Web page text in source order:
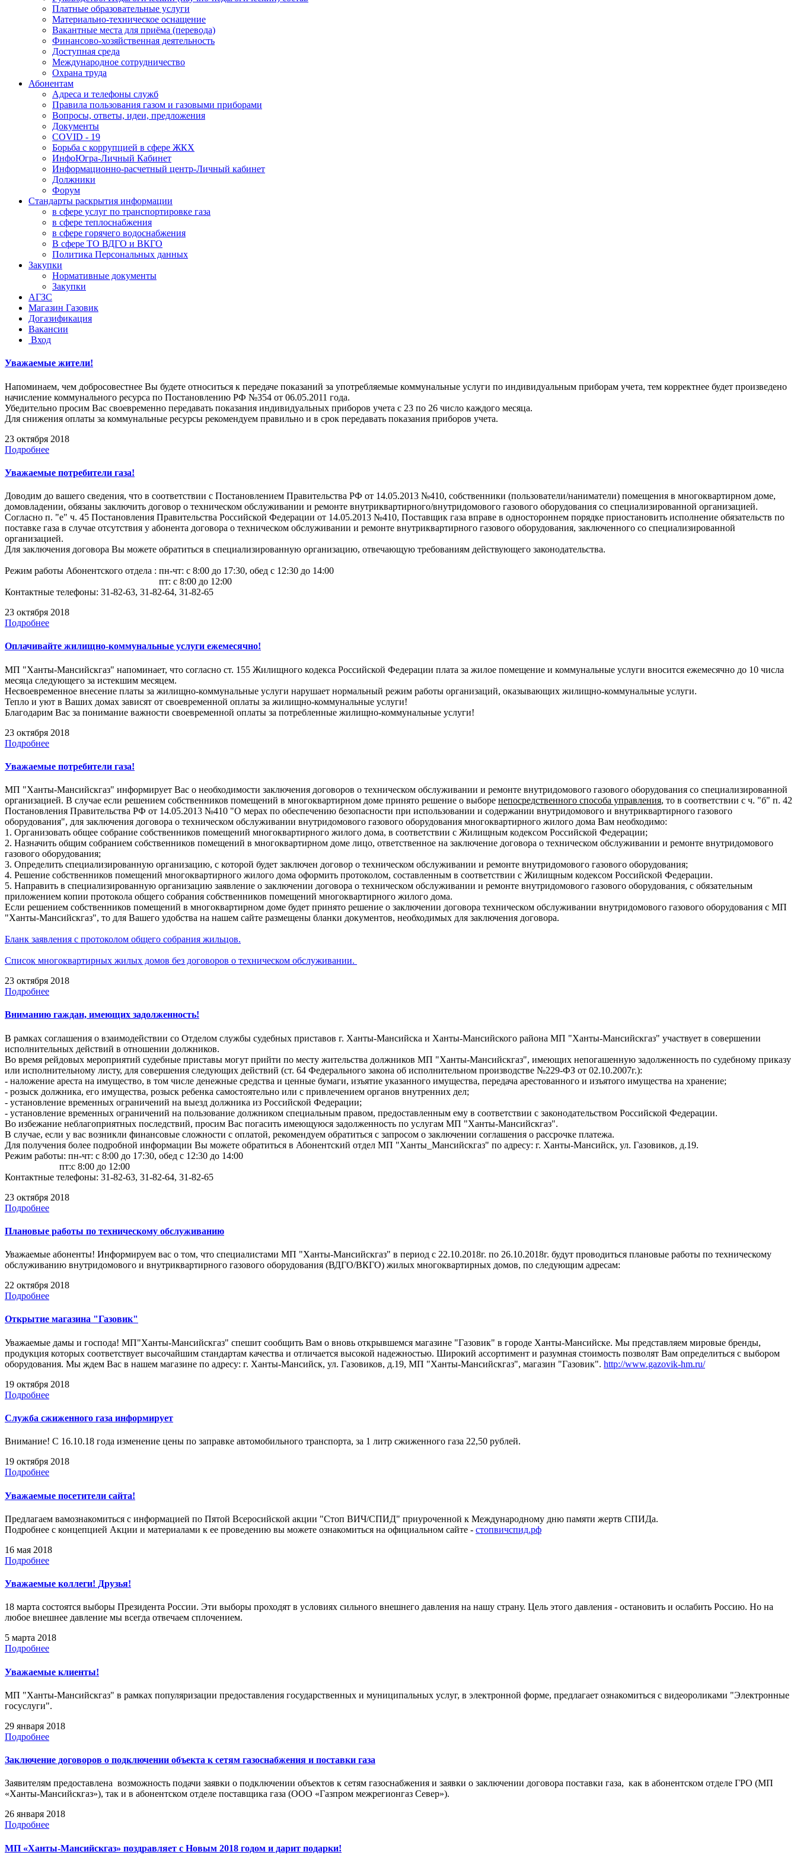
Платные образовательные услуги
Материально-техническое оснащение
Вакантные места для приёма (перевода)
Финансово-хозяйственная деятельность
Доступная среда
Международное сотрудничество
Охрана труда
Абонентам
Адреса и телефоны служб
Правила пользования газом и газовыми приборами
Вопросы, ответы, идеи, предложения
Документы
COVID - 19
Борьба с коррупцией в сфере ЖКХ
ИнфоЮгра-Личный Кабинет
Информационно-расчетный центр-Личный кабинет
Должники
Форум
Стандарты раскрытия информации
в сфере услуг по транспортировке газа
в сфере теплоснабжения
в сфере горячего водоснабжения
В сфере ТО ВДГО и ВКГО
Политика Персональных данных
Закупки
Нормативные документы
Закупки
АГЗС
Магазин Газовик
Догазификация
Вакансии
Вход
Уважаемые жители!
Напоминаем, чем добросовестнее Вы будете относиться к передаче показаний за употребляемые коммунальные услуги по индивидуальным приборам учета, тем корректнее будет произведено
начисление коммунального ресурса по Постановлению РФ №354 от 06.05.2011 года.
Убедительно просим Вас своевременно передавать показания индивидуальных приборов учета с 23 по 26 число каждого месяца.
Для снижения оплаты за коммунальные ресурсы рекомендуем правильно и в срок передавать показания приборов учета.
23 октября 2018
Подробнее
Уважаемые потребители газа!
Доводим до вашего сведения, что в соответствии с Постановлением Правительства РФ от 14.05.2013 №410, собственники (пользователи/наниматели) помещения в многоквартирном доме,
домовладении, обязаны заключить договор о техническом обслуживании и ремонте внутриквартирного/внутридомового газового оборудования со специализированной организацией.
Согласно п. "е" ч. 45 Постановления Правительства Российской Федерации от 14.05.2013 №410, Поставщик газа вправе в одностороннем порядке приостановить исполнение обязательств по
поставке газа в случае отсутствия у абонента договора о техническом обслуживании и ремонте внутриквартирного газового оборудования, заключенного со специализированной
организацией.
Для заключения договора Вы можете обратиться в специализированную организацию, отвечающую требованиям действующего законодательства.
Режим работы Абонентского отдела : пн-чт: с 8:00 до 17:30, обед с 12:30 до 14:00
пт: с 8:00 до 12:00
Контактные телефоны: 31-82-63, 31-82-64, 31-82-65
23 октября 2018
Подробнее
Оплачивайте жилищно-коммунальные услуги ежемесячно!
МП "Ханты-Мансийскгаз" напоминает, что согласно ст. 155 Жилищного кодекса Российской Федерации плата за жилое помещение и коммунальные услуги вносится ежемесячно до 10 числа
месяца следующего за истекшим месяцем.
Несвоевременное внесение платы за жилищно-коммунальные услуги нарушает нормальный режим работы организаций, оказывающих жилищно-коммунальные услуги.
Тепло и уют в Ваших домах зависят от своевременной оплаты за жилищно-коммунальные услуги!
Благодарим Вас за понимание важности своевременной оплаты за потребленные жилищно-коммунальные услуги!
23 октября 2018
Подробнее
Уважаемые потребители газа!
МП "Ханты-Мансийскгаз" информирует Вас о необходимости заключения договоров о техническом обслуживании и ремонте внутридомового газового оборудования со специализированной
организацией. В случае если решением собственников помещений в многоквартирном доме принято решение о выборе непосредственного способа управления, то в соответствии с ч. "б" п. 42
Постановления Правительства РФ от 14.05.2013 №410 "О мерах по обеспечению безопасности при использовании и содержании внутридомового и внутриквартирного газового
оборудования", для заключения договора о техническом обслуживании внутридомового газового оборудования многоквартирного жилого дома Вам необходимо:
1. Организовать общее собрание собственников помещений многоквартирного жилого дома, в соответствии с Жилищным кодексом Российской Федерации;
2. Назначить общим собранием собственников помещений в многоквартирном доме лицо, ответственное на заключение договора о техническом обслуживании и ремонте внутридомового
газового оборудования;
3. Определить специализированную организацию, с которой будет заключен договор о техническом обслуживании и ремонте внутридомового газового оборудования;
4. Решение собственников помещений многоквартирного жилого дома оформить протоколом, составленным в соответствии с Жилищным кодексом Российской Федерации.
5. Направить в специализированную организацию заявление о заключении договора о техническом обслуживании и ремонте внутридомового газового оборудования, с обязательным
приложением копии протокола общего собрания собственников помещений многоквартирного жилого дома.
Если решением собственников помещений в многоквартирном доме будет принято решение о заключении договора техническом обслуживании внутридомового газового оборудования с МП
"Ханты-Мансийскгаз", то для Вашего удобства на нашем сайте размещены бланки документов, необходимых для заключения договора.
Бланк заявления с протоколом общего собрания жильцов.
Список многоквартирных жилых домов без договоров о техническом обслуживании.
23 октября 2018
Подробнее
Вниманию гаждан, имеющих задолженность!
В рамках соглашения о взаимодействии со Отделом службы судебных приставов г. Ханты-Мансийска и Ханты-Мансийского района МП "Ханты-Мансийскгаз" участвует в совершении
исполнительных действий в отношении должников.
Во время рейдовых мероприятий судебные приставы могут прийти по месту жительства должников МП "Ханты-Мансийскгаз", имеющих непогашенную задолженность по судебному приказу
или исполнительному листу, для совершения следующих действий (ст. 64 Федерального закона об исполнительном производстве №229-ФЗ от 02.10.2007г.):
- наложение ареста на имущество, в том числе денежные средства и ценные бумаги, изъятие указанного имущества, передача арестованного и изъятого имущества на хранение;
- розыск должника, его имущества, розыск ребенка самостоятельно или с привлечением органов внутренних дел;
- установление временных ограничений на выезд должника из Российской Федерации;
- установление временных ограничений на пользование должником специальным правом, предоставленным ему в соответствии с законодательством Российской Федерации.
Во избежание неблагоприятных последствий, просим Вас погасить имеющуюся задолженность по услугам МП "Ханты-Мансийскгаз".
В случае, если у вас возникли финансовые сложности с оплатой, рекомендуем обратиться с запросом о заключении соглашения о рассрочке платежа.
Для получения более подробной информации Вы можете обратиться в Абонентский отдел МП "Ханты_Мансийскгаз" по адресу: г. Ханты-Мансийск, ул. Газовиков, д.19.
Режим работы: пн-чт: с 8:00 до 17:30, обед с 12:30 до 14:00
пт:с 8:00 до 12:00
Контактные телефоны: 31-82-63, 31-82-64, 31-82-65
23 октября 2018
Подробнее
Плановые работы по техническому обслуживанию
Уважаемые абоненты! Информируем вас о том, что специалистами МП "Ханты-Мансийскгаз" в период с 22.10.2018г. по 26.10.2018г. будут проводиться плановые работы по техническому
обслуживанию внутридомового и внутриквартирного газового оборудования (ВДГО/ВКГО) жилых многоквартирных домов, по следующим адресам:
22 октября 2018
Подробнее
Открытие магазина "Газовик"
Уважаемые дамы и господа! МП"Ханты-Мансийскгаз" спешит сообщить Вам о вновь открывшемся магазине "Газовик" в городе Ханты-Мансийске. Мы представляем мировые бренды,
продукция которых соответствует высочайшим стандартам качества и отличается высокой надежностью. Широкий ассортимент и разумная стоимость позволят Вам определиться с выбором
оборудования. Мы ждем Вас в нашем магазине по адресу: г. Ханты-Мансийск, ул. Газовиков, д.19, МП "Ханты-Мансийскгаз", магазин "Газовик". http://www.gazovik-hm.ru/
19 октября 2018
Подробнее
Служба сжиженного газа информирует
Внимание! С 16.10.18 года изменение цены по заправке автомобильного транспорта, за 1 литр сжиженного газа 22,50 рублей.
19 октября 2018
Подробнее
Уважаемые посетители сайта!
Предлагаем вамознакомиться с информацией по Пятой Всеросийской акции "Стоп ВИЧ/СПИД" приуроченной к Международному дню памяти жертв СПИДа.
Подробнее с концепцией Акции и материалами к ее проведению вы можете ознакомиться на официальном сайте - стопвичспид.рф
16 мая 2018
Подробнее
Уважаемые коллеги! Друзья!
18 марта состоятся выборы Президента России. Эти выборы проходят в условиях сильного внешнего давления на нашу страну. Цель этого давления - остановить и ослабить Россию. Но на
любое внешнее давление мы всегда отвечаем сплочением.
5 марта 2018
Подробнее
Уважаемые клиенты!
МП "Ханты-Мансийскгаз" в рамках популяризации предоставления государственных и муниципальных услуг, в электронной форме, предлагает ознакомиться с видеороликами "Электронные
госуслуги".
29 января 2018
Подробнее
Заключение договоров о подключении объекта к сетям газоснабжения и поставки газа
Заявителям предоставлена возможность подачи заявки о подключении объектов к сетям газоснабжения и заявки о заключении договора поставки газа, как в абонентском отделе ГРО (МП
«Ханты-Мансийскгаз»), так и в абонентском отделе поставщика газа (ООО «Газпром межрегионгаз Север»).
26 января 2018
Подробнее
МП «Ханты-Мансийскгаз» поздравляет с Новым 2018 годом и дарит подарки!